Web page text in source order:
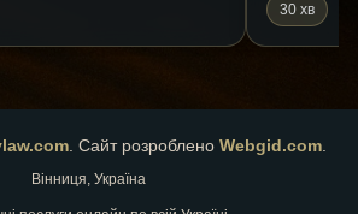
30 хв
. Сайт розроблено Webgid.com.
Вінниця, Україна